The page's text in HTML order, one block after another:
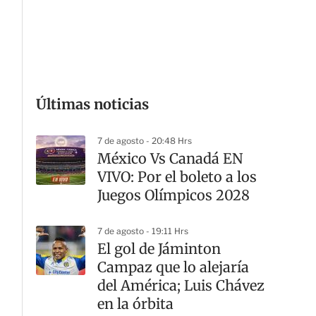
Últimas noticias
7 de agosto - 20:48 Hrs
México Vs Canadá EN
VIVO: Por el boleto a los
Juegos Olímpicos 2028
7 de agosto - 19:11 Hrs
El gol de Jáminton
Campaz que lo alejaría
del América; Luis Chávez
en la órbita